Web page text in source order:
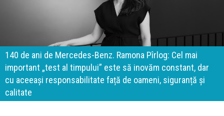
140 de ani de Mercedes-Benz. Ramona Pîrlog: Cel mai
important „test al timpului” este să inovăm constant, dar
cu aceeași responsabilitate față de oameni, siguranță și
calitate